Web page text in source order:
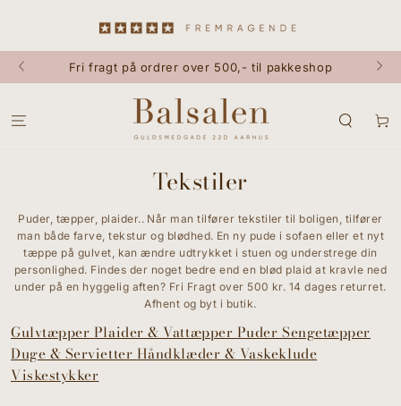
Fri fragt på ordrer over 500,- til pakkeshop
Kurv
Tekstiler
Puder, tæpper, plaider.. Når man tilfører tekstiler til boligen, tilfører
man både farve, tekstur og blødhed. En ny pude i sofaen eller et nyt
tæppe på gulvet, kan ændre udtrykket i stuen og understrege din
personlighed. Findes der noget bedre end en blød plaid at kravle ned
under på en hyggelig aften? Fri Fragt over 500 kr. 14 dages returret.
Afhent og byt i butik.
Gulvtæpper Plaider & Vattæpper PuderSengetæpper
Duge & Servietter Håndklæder & Vaskeklude
Viskestykker